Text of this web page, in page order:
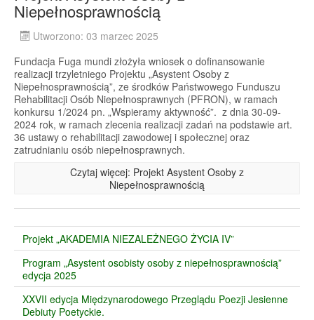
Niepełnosprawnością
Utworzono: 03 marzec 2025
Fundacja Fuga mundi złożyła wniosek o dofinansowanie
realizacji trzyletniego Projektu „Asystent Osoby z
Niepełnosprawnością”, ze środków Państwowego Funduszu
Rehabilitacji Osób Niepełnosprawnych (PFRON), w ramach
konkursu 1/2024 pn. „Wspieramy aktywność”. z dnia 30-09-
2024 rok, w ramach zlecenia realizacji zadań na podstawie art.
36 ustawy o rehabilitacji zawodowej i społecznej oraz
zatrudnianiu osób niepełnosprawnych.
Czytaj więcej: Projekt Asystent Osoby z
Niepełnosprawnością
Projekt „AKADEMIA NIEZALEŻNEGO ŻYCIA IV”
Program „Asystent osobisty osoby z niepełnosprawnością”
edycja 2025
XXVII edycja Międzynarodowego Przeglądu Poezji Jesienne
Debiuty Poetyckie.